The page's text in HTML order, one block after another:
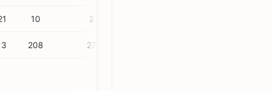
10 2
208 27